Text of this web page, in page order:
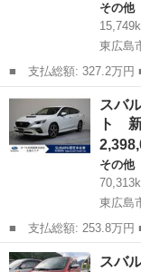
その他
東広島
■ 支払総額: 327.2万円 ■ 車両本体価格： 3,168,000 円 ■ メーカ
ー名： スバル ■ 車種
スポーツ ＥＸ １１
インチナ...
広島 東広島市
スバ
ト
その他
東広島
■ 支払総額: 253.8万円 ■ 車両本体価格： 2,398,000 円 ■ メーカ
ー名： スバル ■ 車種
Ｈ ＥＸ 本革シート
広島 東広島市
スバ